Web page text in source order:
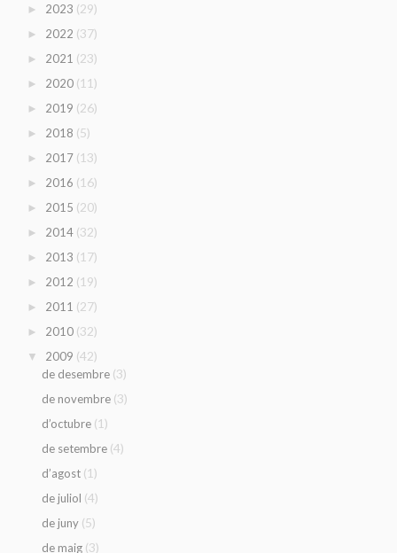
► 2023 (29)
► 2022 (37)
► 2021 (23)
► 2020 (11)
► 2019 (26)
► 2018 (5)
► 2017 (13)
► 2016 (16)
► 2015 (20)
► 2014 (32)
► 2013 (17)
► 2012 (19)
► 2011 (27)
► 2010 (32)
▼ 2009 (42)
de desembre (3)
de novembre (3)
d’octubre (1)
de setembre (4)
d’agost (1)
de juliol (4)
de juny (5)
de maig (3)